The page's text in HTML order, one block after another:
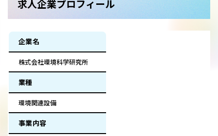
求人企業プロフィール
企業名
株式会社環境科学研究所
業種
環境関連設備
事業内容